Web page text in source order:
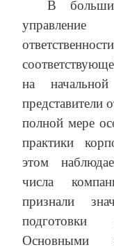
В
на
представители
полной мере
практики
этом
числа
признали
подготовки
Основными